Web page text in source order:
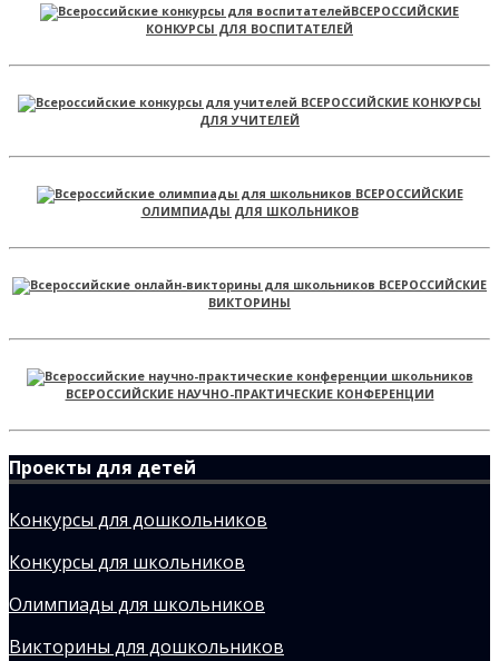
ВСЕРОССИЙСКИЕ
КОНКУРСЫ ДЛЯ ВОСПИТАТЕЛЕЙ
ВСЕРОССИЙСКИЕ КОНКУРСЫ
ДЛЯ УЧИТЕЛЕЙ
ВСЕРОССИЙСКИЕ
ОЛИМПИАДЫ ДЛЯ ШКОЛЬНИКОВ
ВСЕРОССИЙСКИЕ
ВИКТОРИНЫ
ВСЕРОССИЙСКИЕ НАУЧНО-ПРАКТИЧЕСКИЕ КОНФЕРЕНЦИИ
Проекты для детей
Конкурсы для дошкольников
Конкурсы для школьников
Олимпиады для школьников
Викторины для дошкольников